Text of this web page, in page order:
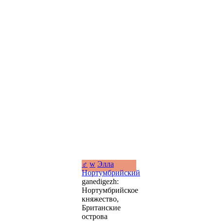
♂ w Элла
Нортумбрийский
ganedigezh:
Нортумбрийское
княжество,
Британские
острова